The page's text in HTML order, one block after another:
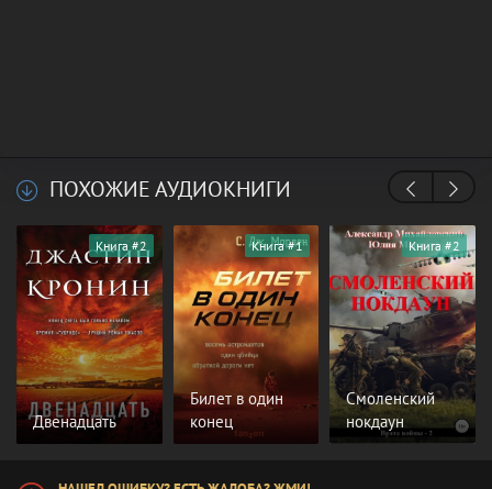
ПОХОЖИЕ АУДИОКНИГИ
Двенадцать
Книга #2
Билет в один
конец
Книга #1
Смоленский
нокдаун
Книга #2